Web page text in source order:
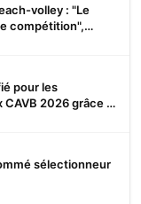
volley : "Le
compétition",
pour les
2026 grâce à
sélectionneur